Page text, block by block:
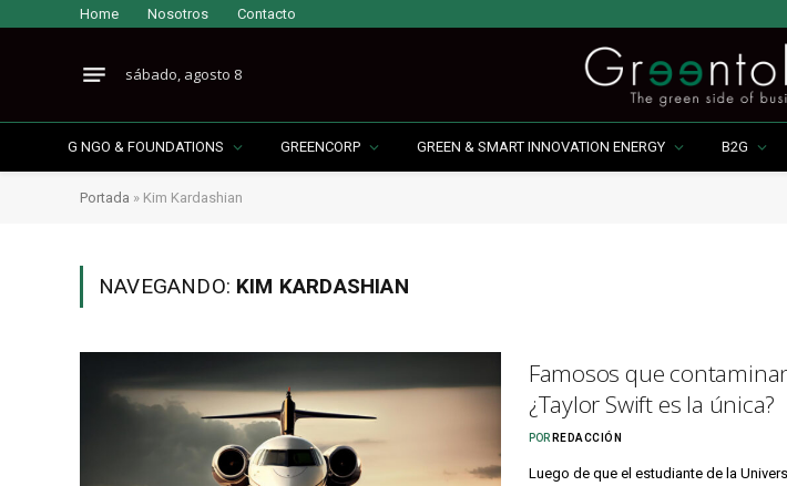
Home Nosotros Contacto
sábado, agosto 8
G NGO & FOUNDATIONS GREENCORP GREEN & SMART INNOVATION ENERGY B2G
Portada » Kim Kardashian
NAVEGANDO: KIM KARDASHIAN
Famosos que
¿Taylor Swift es la única?
POR REDACCIÓN
Luego de que el estudiante de la